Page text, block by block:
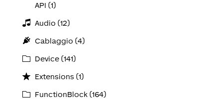
API (1)
Audio (12)
Cablaggio (4)
Device (141)
Extensions (1)
FunctionBlock (164)